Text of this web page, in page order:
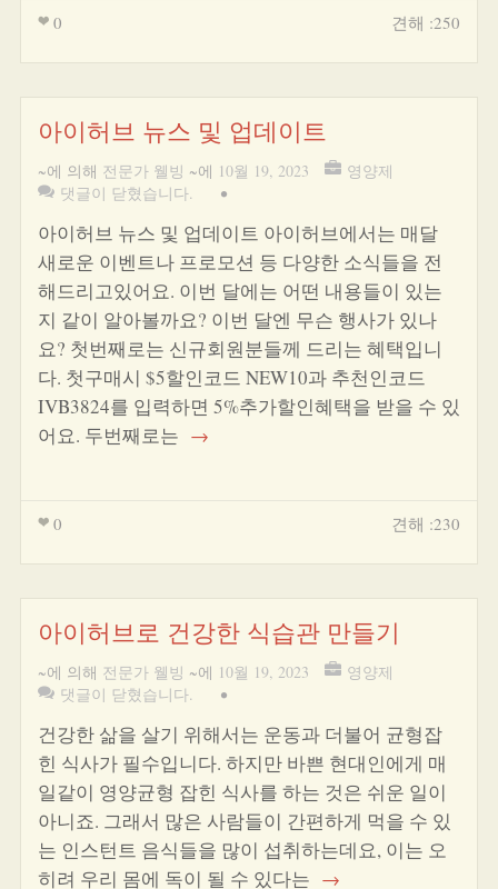
0 견해 :250
아이허브 뉴스 및 업데이트
~에 의해 전문가 웰빙 ~에 10월 19, 2023
영양제
댓글이 닫혔습니다.
•
아이허브 뉴스 및 업데이트 아이허브에서는 매달
새로운 이벤트나 프로모션 등 다양한 소식들을 전
해드리고있어요. 이번 달에는 어떤 내용들이 있는
지 같이 알아볼까요? 이번 달엔 무슨 행사가 있나
요? 첫번째로는 신규회원분들께 드리는 혜택입니
다. 첫구매시 $5할인코드 NEW10과 추천인코드
IVB3824를 입력하면 5%추가할인혜택을 받을 수 있
어요. 두번째로는 →
0 견해 :230
아이허브로 건강한 식습관 만들기
~에 의해 전문가 웰빙 ~에 10월 19, 2023
영양제
댓글이 닫혔습니다.
•
건강한 삶을 살기 위해서는 운동과 더불어 균형잡
힌 식사가 필수입니다. 하지만 바쁜 현대인에게 매
일같이 영양균형 잡힌 식사를 하는 것은 쉬운 일이
아니죠. 그래서 많은 사람들이 간편하게 먹을 수 있
는 인스턴트 음식들을 많이 섭취하는데요, 이는 오
히려 우리 몸에 독이 될 수 있다는 →